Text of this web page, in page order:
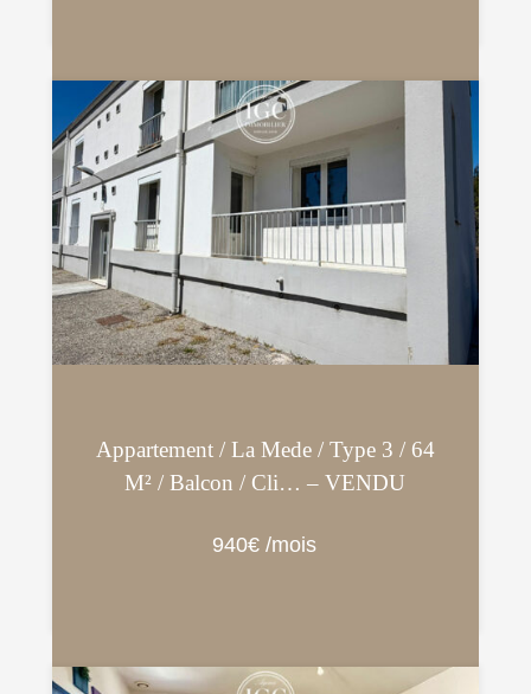
Appartement / La Mede / Type 3 / 64
M² / Balcon / Cli… – VENDU
940€ /mois